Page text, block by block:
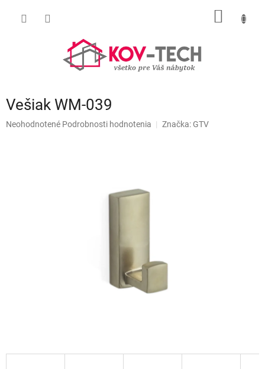
Vešiak WM-039
Priemerné
Neohodnotené Podrobnosti hodnotenia Značka: GTV